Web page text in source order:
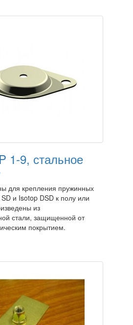
1-9, стальное
для крепления пружинных
и Isotop DSD к полу или
из
стали, защищенной от
покрытием.